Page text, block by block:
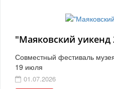
"Маяковский уикенд
Совместный фестиваль
19 июля
01.07.2026